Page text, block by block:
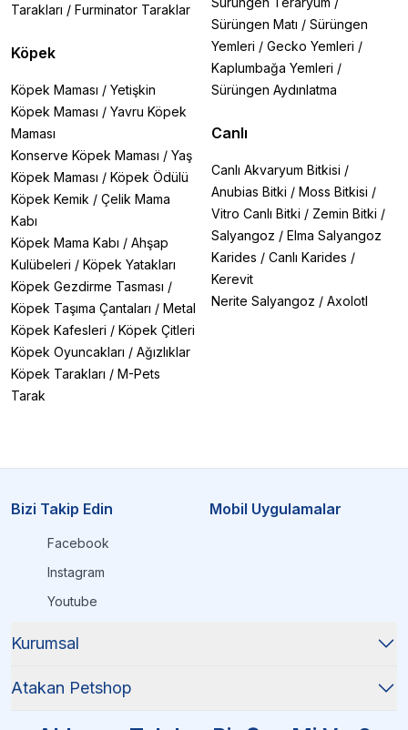
❓ Makineyle tıraş yaparken köpeğim korkarsa ne
→Önce kapatıp elinizle temas ettirin, alıştıktan sonra
❓ Tüy inceltme makası ne işe yarar?
→Yoğun tüyleri seyrelterek
sağlar.
→M-Pets veya Pakeway’in özel pati tıraş
makineleriidealdir.
Tarakları / Furminator Taraklar
Köpek
Köpek Maması / Yetişkin
Köpek Maması / Yavru Köpek
Maması
Konserve Köpek Maması / Yaş
Köpek Maması / Köpek Ödülü
Köpek Kemik / Çelik Mama
Kabı
Köpek Mama Kabı / Ahşap
Kulübeleri / Köpek Yatakları
Köpek Gezdirme Tasması /
Köpek Taşıma Çantaları / Metal
Köpek Kafesleri / Köpek Çitleri
Köpek Oyuncakları / Ağızlıklar
Köpek Tarakları / M-Pets
Tarak
Sürüngen Matı / Sürüngen
Yemleri / Gecko Yemleri /
Kaplumbağa Yemleri /
Sürüngen Aydınlatma
Canlı
Canlı Akvaryum Bitkisi /
Anubias Bitki / Moss Bitkisi /
Vitro Canlı Bitki / Zemin Bitki /
Salyangoz / Elma Salyangoz
Karides / Canlı Karides /
Kerevit
Nerite Salyangoz / Axolotl
Bizi Takip Edin
Facebook
Instagram
Youtube
Mobil Uygulamalar
Kurumsal
Atakan Petshop